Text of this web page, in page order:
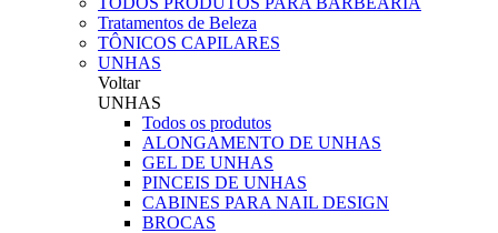
Tratamentos de Beleza
TÔNICOS CAPILARES
UNHAS
Voltar
UNHAS
Todos os produtos
ALONGAMENTO DE UNHAS
GEL DE UNHAS
PINCEIS DE UNHAS
CABINES PARA NAIL DESIGN
BROCAS